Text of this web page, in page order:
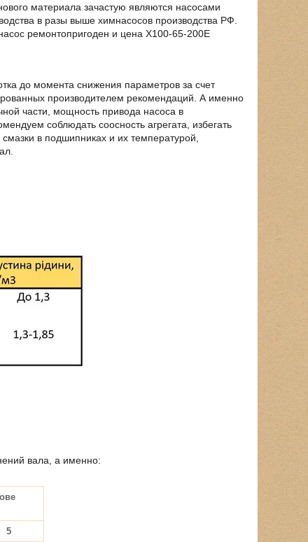
материала зачастую являются насосами
в разы выше химнасосов производства РФ.
ремонтопригоден и цена Х100-65-200Е
до момента снижения параметров за счет
производителем рекомендаций. А именно
части, мощность привода насоса в
соблюдать соосность агрегата, избегать
в подшипниках и их температурой,
вала, а именно:
5